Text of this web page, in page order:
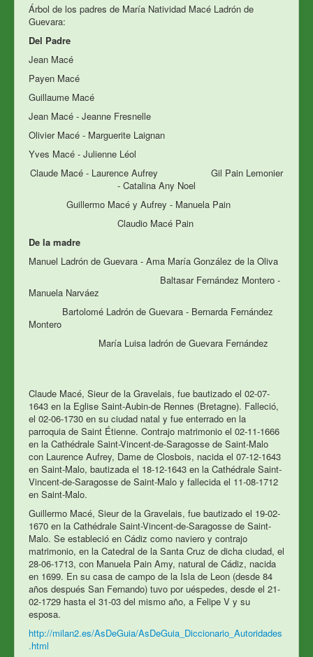
Árbol de los padres de María Natividad Macé Ladrón de
Guevara:
Del Padre
Jean Macé
Payen Macé
Guillaume Macé
Jean Macé - Jeanne Fresnelle
Olivier Macé - Marguerite Laignan
Yves Macé - Julienne Léol
Claude Macé - Laurence Aufrey Gil Pain Lemonier
- Catalina Any Noel
Guillermo Macé y Aufrey - Manuela Pain
Claudio Macé Pain
De la madre
Manuel Ladrón de Guevara - Ama María González de la Oliva
Baltasar Fernández Montero -
Manuela Narváez
Bartolomé Ladrón de Guevara - Bernarda Fernández
Montero
María Luisa ladrón de Guevara Fernández
Claude Macé, Sieur de la Gravelais, fue bautizado el 02-07-
1643 en la Eglise Saint-Aubin-de Rennes (Bretagne). Falleció,
el 02-06-1730 en su ciudad natal y fue enterrado en la
parroquia de Saint Étienne. Contrajo matrimonio el 02-11-1666
en la Cathédrale Saint-Vincent-de-Saragosse de Saint-Malo
con Laurence Aufrey, Dame de Closbois, nacida el 07-12-1643
en Saint-Malo, bautizada el 18-12-1643 en la Cathédrale Saint-
Vincent-de-Saragosse de Saint-Malo y fallecida el 11-08-1712
en Saint-Malo.
Guillermo Macé, Sieur de la Gravelais, fue bautizado el 19-02-
1670 en la Cathédrale Saint-Vincent-de-Saragosse de Saint-
Malo. Se estableció en Cádiz como naviero y contrajo
matrimonio, en la Catedral de la Santa Cruz de dicha ciudad, el
28-06-1713, con Manuela Pain Amy, natural de Cádiz, nacida
en 1699. En su casa de campo de la Isla de Leon (desde 84
años después San Fernando) tuvo por uéspedes, desde el 21-
02-1729 hasta el 31-03 del mismo año, a Felipe V y su
esposa.
http://milan2.es/AsDeGuia/AsDeGuia_Diccionario_Autoridades
.html